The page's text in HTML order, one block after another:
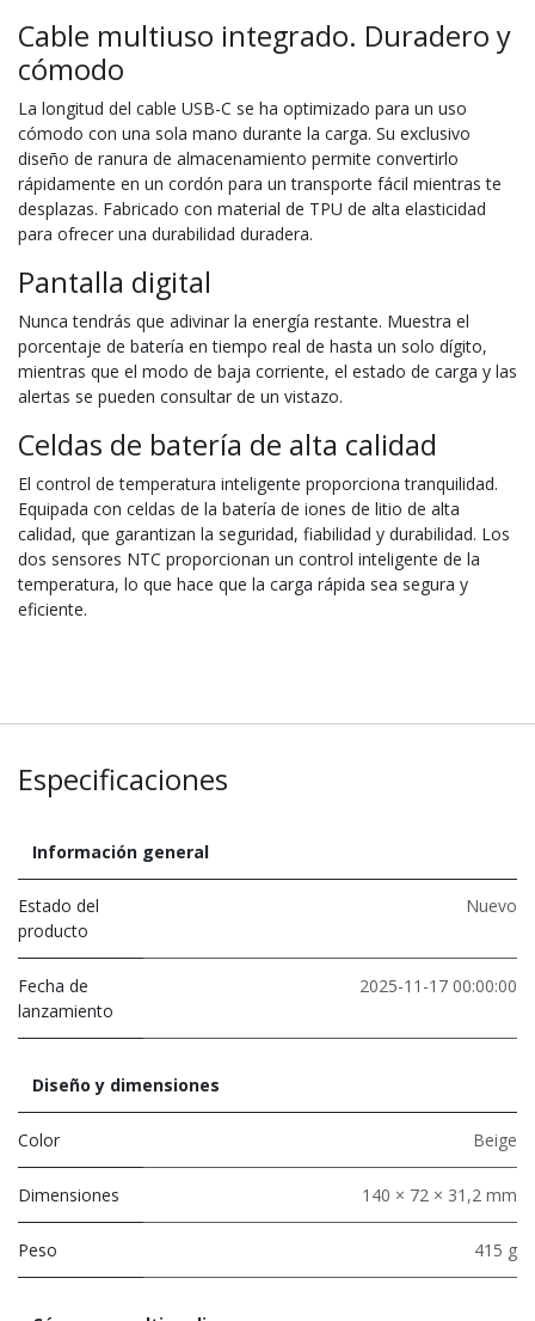
Cable multiuso integrado. Duradero y
cómodo
La longitud del cable USB-C se ha optimizado para un uso
cómodo con una sola mano durante la carga. Su exclusivo
diseño de ranura de almacenamiento permite convertirlo
rápidamente en un cordón para un transporte fácil mientras te
desplazas. Fabricado con material de TPU de alta elasticidad
para ofrecer una durabilidad duradera.
Pantalla digital
Nunca tendrás que adivinar la energía restante. Muestra el
porcentaje de batería en tiempo real de hasta un solo dígito,
mientras que el modo de baja corriente, el estado de carga y las
alertas se pueden consultar de un vistazo.
Celdas de batería de alta calidad
El control de temperatura inteligente proporciona tranquilidad.
Equipada con celdas de la batería de iones de litio de alta
calidad, que garantizan la seguridad, fiabilidad y durabilidad. Los
dos sensores NTC proporcionan un control inteligente de la
temperatura, lo que hace que la carga rápida sea segura y
eficiente.
Especificaciones
Información general
Estado del
producto
Nuevo
Fecha de
lanzamiento
2025-11-17 00:00:00
Diseño y dimensiones
Color Beige
Dimensiones 140 × 72 × 31,2 mm
Peso 415 g